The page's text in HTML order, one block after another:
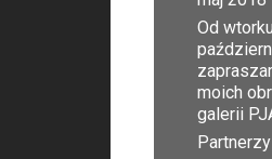
Od
moich
galerii
Partnerzy